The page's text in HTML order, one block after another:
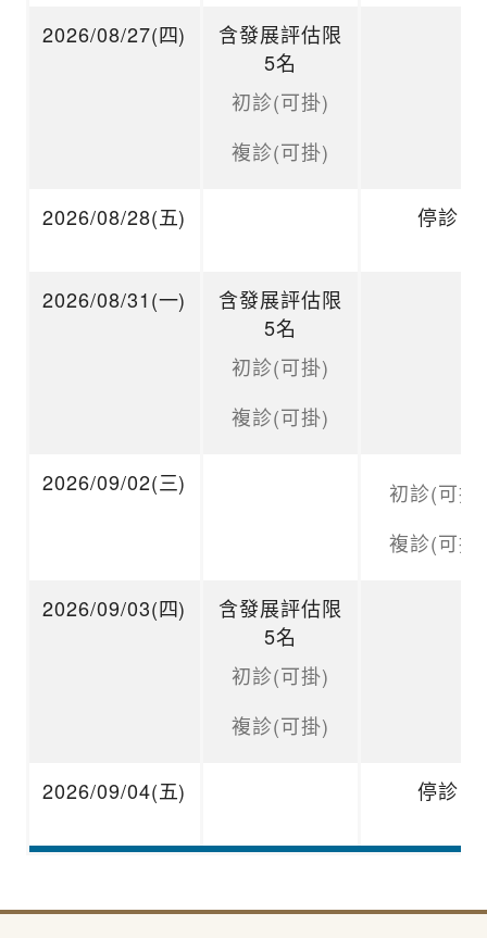
2026/08/27(四)
含發展評估限
5名
初診(可掛)
複診(可掛)
2026/08/28(五) 停診
2026/08/31(一)
含發展評估限
5名
初診(可掛)
複診(可掛)
2026/09/02(三)
初診(可掛)
複診(可掛)
2026/09/03(四)
含發展評估限
5名
初診(可掛)
複診(可掛)
2026/09/04(五) 停診